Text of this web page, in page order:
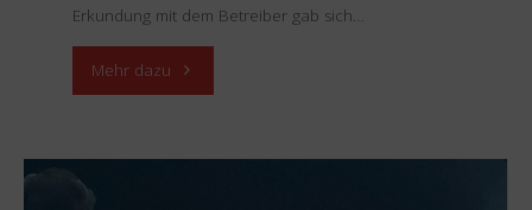
Erkundung mit dem Betreiber gab sich…
Mehr dazu "Einsatz
–